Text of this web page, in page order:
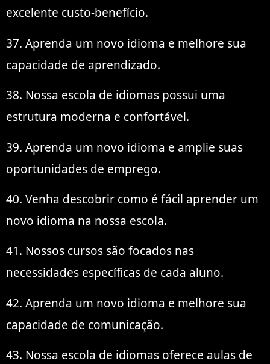
excelente custo-benefício.
37. Aprenda um novo idioma e melhore sua
capacidade de aprendizado.
38. Nossa escola de idiomas possui uma
estrutura moderna e confortável.
39. Aprenda um novo idioma e amplie suas
oportunidades de emprego.
40. Venha descobrir como é fácil aprender um
novo idioma na nossa escola.
41. Nossos cursos são focados nas
necessidades específicas de cada aluno.
42. Aprenda um novo idioma e melhore sua
capacidade de comunicação.
43. Nossa escola de idiomas oferece aulas de